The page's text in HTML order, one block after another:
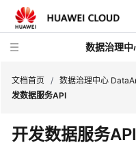
数据治理
最
新
文档首页 / 数据治理中心
发数据服务API
开发数据服务API